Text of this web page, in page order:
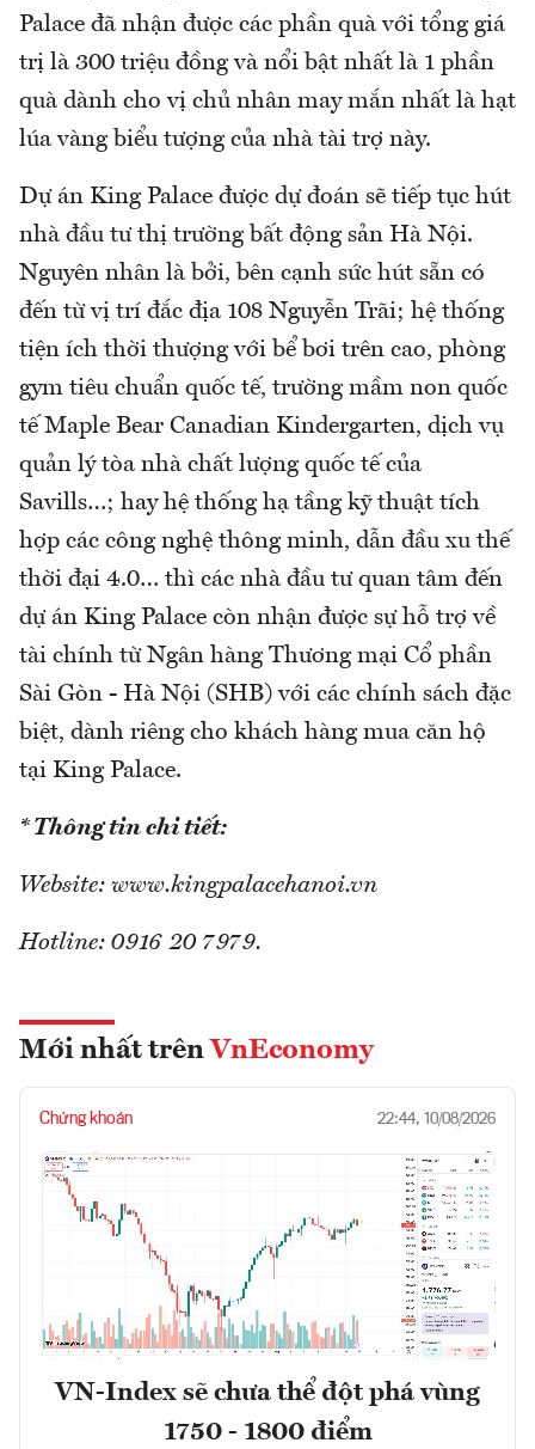
Palace đã nhận được các phần quà với tổng giá
trị là 300 triệu đồng và nổi bật nhất là 1 phần
quà dành cho vị chủ nhân may mắn nhất là hạt
lúa vàng biểu tượng của nhà tài trợ này.
Dự án King Palace được dự đoán sẽ tiếp tục hút
nhà đầu tư thị trường bất động sản Hà Nội.
Nguyên nhân là bởi, bên cạnh sức hút sẵn có
đến từ vị trí đắc địa 108 Nguyễn Trãi; hệ thống
tiện ích thời thượng với bể bơi trên cao, phòng
gym tiêu chuẩn quốc tế, trường mầm non quốc
tế Maple Bear Canadian Kindergarten, dịch vụ
quản lý tòa nhà chất lượng quốc tế của
Savills…; hay hệ thống hạ tầng kỹ thuật tích
hợp các công nghệ thông minh, dẫn đầu xu thế
thời đại 4.0… thì các nhà đầu tư quan tâm đến
dự án King Palace còn nhận được sự hỗ trợ về
tài chính từ Ngân hàng Thương mại Cổ phần
Sài Gòn - Hà Nội (SHB) với các chính sách đặc
biệt, dành riêng cho khách hàng mua căn hộ
tại King Palace.
* Thông tin chi tiết:
Website: www.kingpalacehanoi.vn
Hotline: 0916 20 7979.
Mới nhất trên VnEconomy
Chứng khoán 22:44, 10/08/2026
VN-Index sẽ chưa thể đột phá vùng
1750 - 1800 điểm